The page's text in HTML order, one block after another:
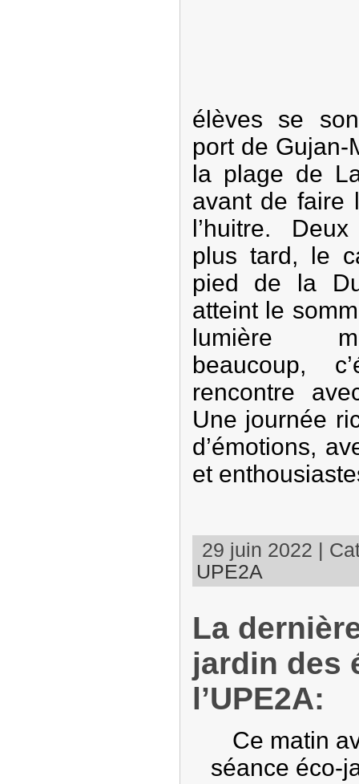
élèves se
port de Gujan-
la plage de
avant de faire
l’huitre.
plus tard, le
pied de la
atteint le
lumière
beaucoup,
rencontre
Une journée
d’émotions,
et
29 juin 2022 |
UPE2A
La
jardin des
l’UPE2A:
Ce matin
séance éco-